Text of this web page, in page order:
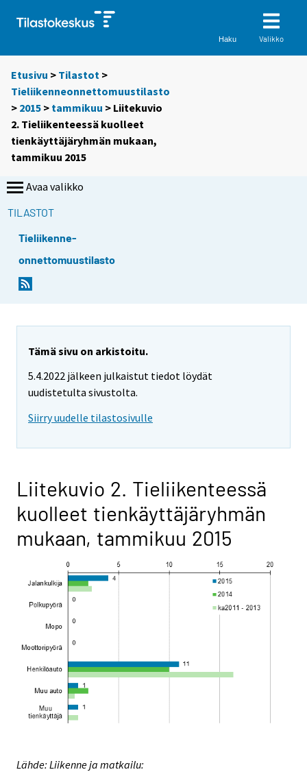
Haku Valikko
Etusivu > Tilastot >
Tieliikenneonnettomuustilasto
> 2015 > tammikuu > Liitekuvio
2. Tieliikenteessä kuolleet
tienkäyttäjäryhmän mukaan,
tammikuu 2015
Avaa valikko
TILASTOT
Tieliikenne-
onnettomuustilasto
Tämä sivu on arkistoitu.
5.4.2022 jälkeen julkaistut tiedot löydät
uudistetulta sivustolta.
Siirry uudelle tilastosivulle
Liitekuvio 2. Tieliikenteessä
kuolleet tienkäyttäjäryhmän
mukaan, tammikuu 2015
Lähde: Liikenne ja matkailu: